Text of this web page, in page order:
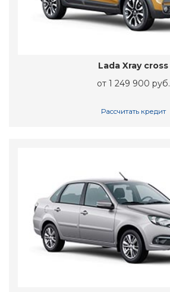
Lada Xray cross
от 1 249 900 руб.
Рассчитать кредит